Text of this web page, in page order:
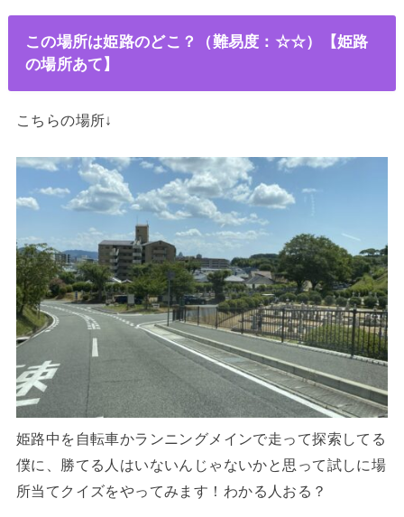
この場所は姫路のどこ？（難易度：☆☆）【姫路
の場所あて】
こちらの場所↓
姫路中を自転車かランニングメインで走って探索してる
僕に、勝てる人はいないんじゃないかと思って試しに場
所当てクイズをやってみます！ わかる人おる？